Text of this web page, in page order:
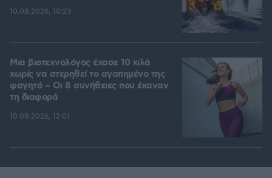
10.08.2026, 10:23
Μια βιοτεχνολόγος έχασε 10 κιλά
χωρίς να στερηθεί το αγαπημένο της
φαγητό – Οι 8 συνήθειες που έκαναν
τη διαφορά
10.08.2026, 12:01